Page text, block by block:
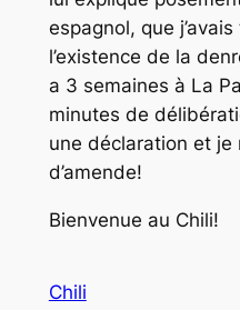
espagnol, que
l’existence de la
a 3 semaines à La
minutes de
une déclaration et je
d’amende!
Bienvenue au Chili!
Chili